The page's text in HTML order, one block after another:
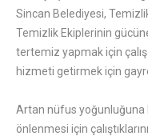
Sincan Belediyesi,
Temizlik Ekiplerinin
tertemiz yapmak için
hizmeti getirmek için
Artan nüfus yoğunluğuna
önlenmesi için